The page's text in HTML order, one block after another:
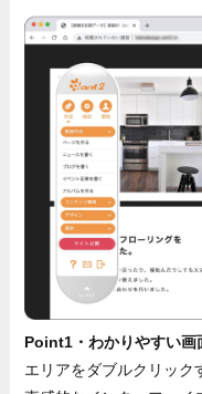
Point1・わかりやすい画
エリアをダブルクリック